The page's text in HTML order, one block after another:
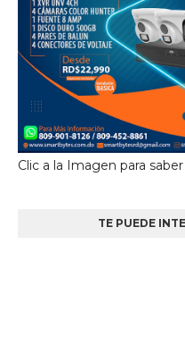
Clic a la Imagen para saber
TE PUEDE